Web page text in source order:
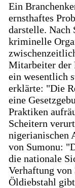
Ein
ernsthaftes
darstelle. Nach
kriminelle
Mitarbeiter der
ein wesentlich
erklärte: "Die
eine
Praktiken
Scheitern
nigerianischen
von Sumonu:
die nationale
Verhaftung von
Öldiebstahl